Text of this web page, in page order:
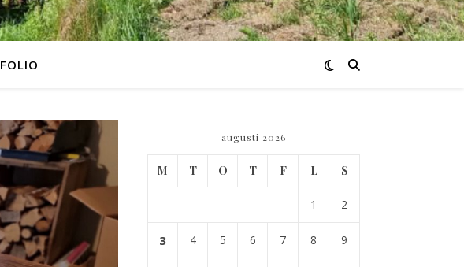
augusti 2026
M T O T F L S
1 2
3 4 5 6 7 8 9